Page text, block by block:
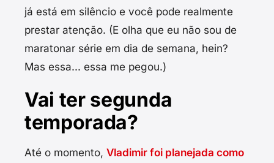
já está em silêncio e você pode realmente
prestar atenção. (E olha que eu não sou de
maratonar série em dia de semana, hein?
Mas essa... essa me pegou.)
Vai ter segunda
temporada?
Até o momento, Vladimir foi planejada como